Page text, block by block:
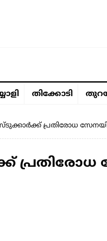
തിക്കോടി
പ്രതിരോധ
പ്രതിരോധ